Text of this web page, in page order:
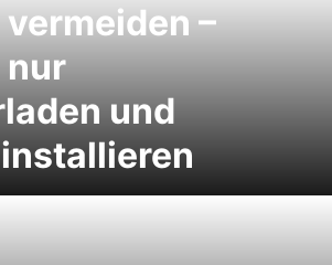
–
nur
und